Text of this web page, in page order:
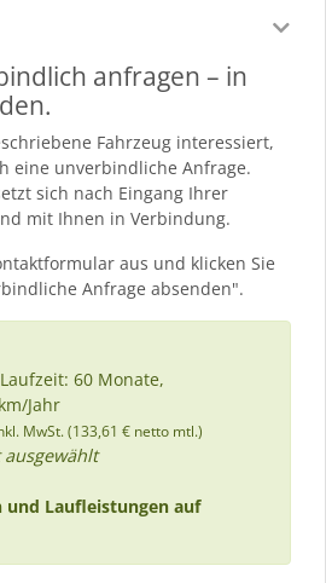
anfragen – in
Fahrzeug interessiert,
eine unverbindliche Anfrage.
sich nach Eingang Ihrer
mit Ihnen in Verbindung.
aus und klicken Sie
Anfrage absenden".
60 Monate,
Jahr
MwSt. (133,61 € netto mtl.)
und Laufleistungen auf